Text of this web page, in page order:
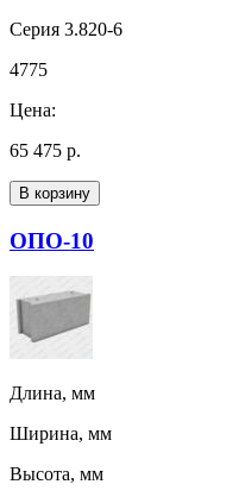
Серия 3.820-6
4775
Цена:
65 475 р.
В корзину
ОПО-10
Длина, мм
Ширина, мм
Высота, мм